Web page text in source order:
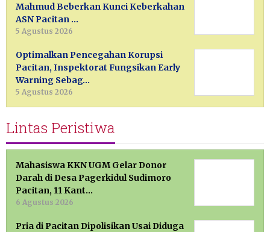
Mahmud Beberkan Kunci Keberkahan
ASN Pacitan …
5 Agustus 2026
Optimalkan Pencegahan Korupsi
Pacitan, Inspektorat Fungsikan Early
Warning Sebag…
5 Agustus 2026
Lintas Peristiwa
Mahasiswa KKN UGM Gelar Donor
Darah di Desa Pagerkidul Sudimoro
Pacitan, 11 Kant…
6 Agustus 2026
Pria di Pacitan Dipolisikan Usai Diduga